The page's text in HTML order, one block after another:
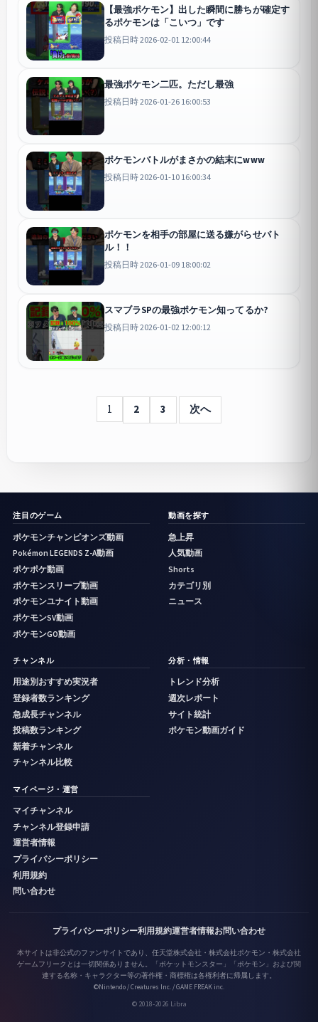
【最強ポケモン】出した瞬間に勝ちが確定す
るポケモンは「こいつ」です
投稿日時 2026-02-01 12:00:44
最強ポケモン二匹。ただし最強
投稿日時 2026-01-26 16:00:53
ポケモンバトルがまさかの結末にwww
投稿日時 2026-01-10 16:00:34
ポケモンを相手の部屋に送る嫌がらせバト
ル！！
投稿日時 2026-01-09 18:00:02
スマブラSPの最強ポケモン知ってるか?
投稿日時 2026-01-02 12:00:12
1 2 3 次へ
注目のゲーム
ポケモンチャンピオンズ動画
Pokémon LEGENDS Z-A動画
ポケポケ動画
ポケモンスリープ動画
ポケモンユナイト動画
ポケモンSV動画
ポケモンGO動画
動画を探す
急上昇
人気動画
Shorts
カテゴリ別
ニュース
チャンネル
用途別おすすめ実況者
登録者数ランキング
急成長チャンネル
投稿数ランキング
新着チャンネル
チャンネル比較
分析・情報
トレンド分析
週次レポート
サイト統計
ポケモン動画ガイド
マイページ・運営
マイチャンネル
チャンネル登録申請
運営者情報
プライバシーポリシー
利用規約
問い合わせ
プライバシーポリシー利用規約運営者情報お問い合わせ
本サイトは非公式のファンサイトであり、任天堂株式会社・株式会社ポケモン・株式会社
ゲームフリークとは一切関係ありません。「ポケットモンスター」「ポケモン」および関
連する名称・キャラクター等の著作権・商標権は各権利者に帰属します。
©Nintendo / Creatures Inc. / GAME FREAK inc.
© 2018-2026 Libra